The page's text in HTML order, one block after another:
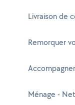
Livraison de
Remorquer
Ménage -